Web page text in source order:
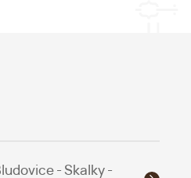
trails
- Skalky -